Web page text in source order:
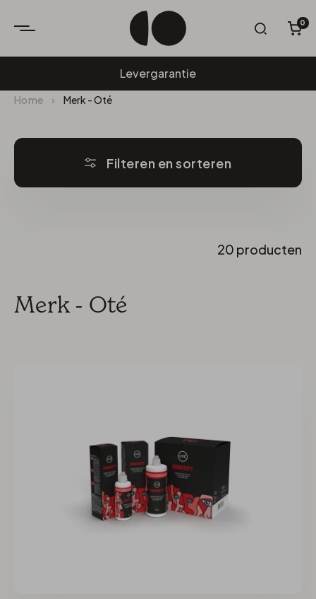
Levergarantie
0
Home › Merk - Oté
Filteren en sorteren
20 producten
Merk - Oté